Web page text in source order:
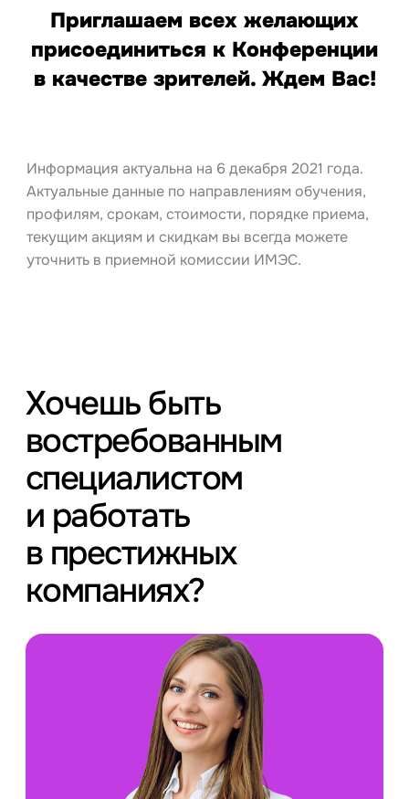
Приглашаем всех желающих
присоединиться к Конференции
в качестве зрителей. Ждем Вас!
Информация актуальна на 6 декабря 2021 года.
Актуальные данные по направлениям обучения,
профилям, срокам, стоимости, порядке приема,
текущим акциям и скидкам вы всегда можете
уточнить в приемной комиссии ИМЭС.
Хочешь быть
востребованным
специалистом
и работать
в престижных
компаниях?